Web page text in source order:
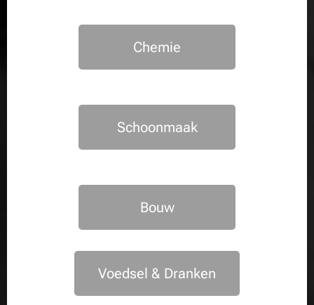
Chemie
Schoonmaak
Bouw
Voedsel & Dranken